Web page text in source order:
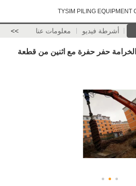
TYSIM PILING EQUIPMENT
أشرطة فيديو معلومات عنا >>
حفر حفرة مع اثنين من قطعة